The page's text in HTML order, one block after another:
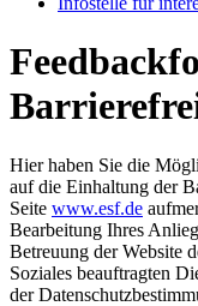
Hier haben Sie die
auf die Einhaltung der
Seite www.esf.de
Bearbeitung Ihres
Betreuung der Website
Soziales beauftragten
der